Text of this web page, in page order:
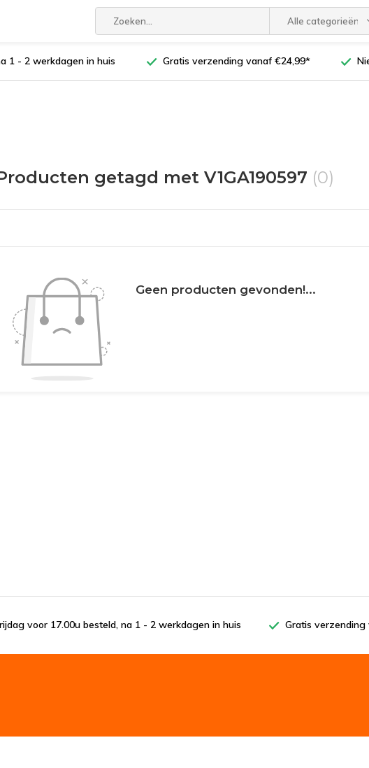
Alle categorieën
1 - 2 werkdagen in huis Gratis verzending vanaf €24,99*
getagd met V1GA190597 (0)
Geen producten gevonden!...
voor 17.00u besteld, na 1 - 2 werkdagen in huis Gratis